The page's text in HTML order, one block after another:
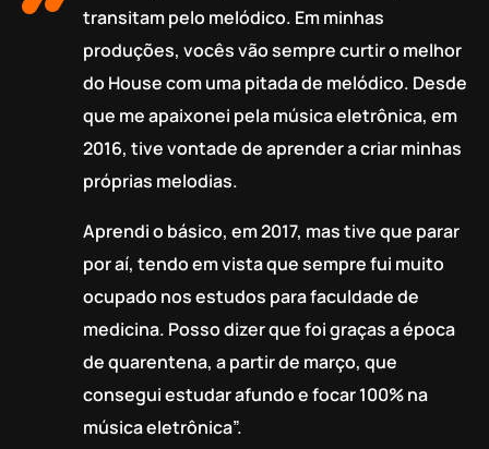
transitam pelo melódico. Em minhas
produções, vocês vão sempre curtir o melhor
do House com uma pitada de melódico. Desde
que me apaixonei pela música eletrônica, em
2016, tive vontade de aprender a criar minhas
próprias melodias.
Aprendi o básico, em 2017, mas tive que parar
por aí, tendo em vista que sempre fui muito
ocupado nos estudos para faculdade de
medicina. Posso dizer que foi graças a época
de quarentena, a partir de março, que
consegui estudar afundo e focar 100% na
música eletrônica”.